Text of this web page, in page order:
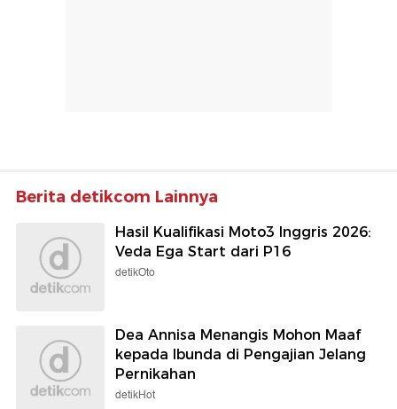
Berita detikcom Lainnya
Hasil Kualifikasi Moto3 Inggris 2026:
Veda Ega Start dari P16
detikOto
Dea Annisa Menangis Mohon Maaf
kepada Ibunda di Pengajian Jelang
Pernikahan
detikHot